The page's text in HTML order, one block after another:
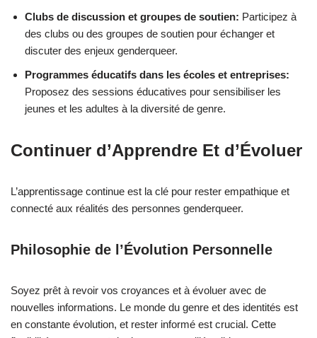
Clubs de discussion et groupes de soutien: Participez à
des clubs ou des groupes de soutien pour échanger et
discuter des enjeux genderqueer.
Programmes éducatifs dans les écoles et entreprises:
Proposez des sessions éducatives pour sensibiliser les
jeunes et les adultes à la diversité de genre.
Continuer d’Apprendre Et d’Évoluer
L’apprentissage continue est la clé pour rester empathique et
connecté aux réalités des personnes genderqueer.
Philosophie de l’Évolution Personnelle
Soyez prêt à revoir vos croyances et à évoluer avec de
nouvelles informations. Le monde du genre et des identités est
en constante évolution, et rester informé est crucial. Cette